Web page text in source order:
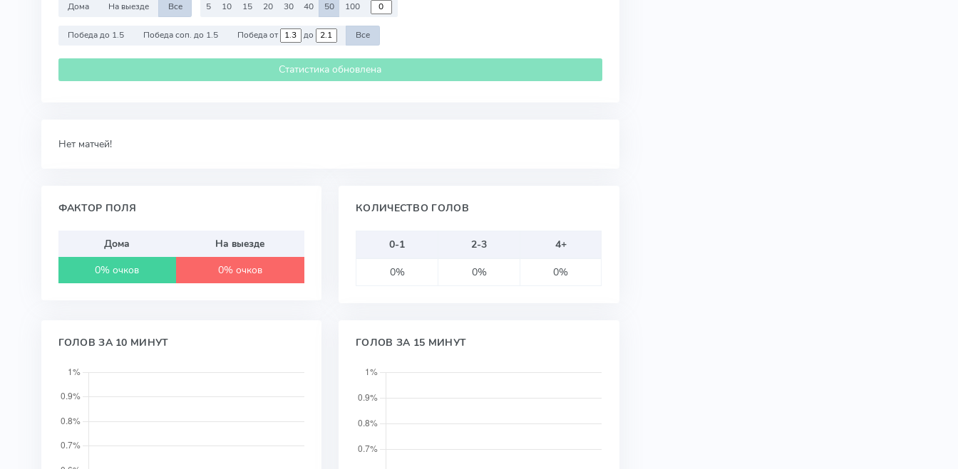
Дома На выезде Все 5 10 15 20 30 40 50 100
Победа до 1.5 Победа соп. до 1.5 Победа от до Все
Статистика обновлена
Нет матчей!
ФАКТОР ПОЛЯ
Дома
На выезде
0% очков
0% очков
КОЛИЧЕСТВО ГОЛОВ
0-1 2-3
4+
0%
0% 0%
ГОЛОВ ЗА 10 МИНУТ ГОЛОВ ЗА 15 МИНУТ